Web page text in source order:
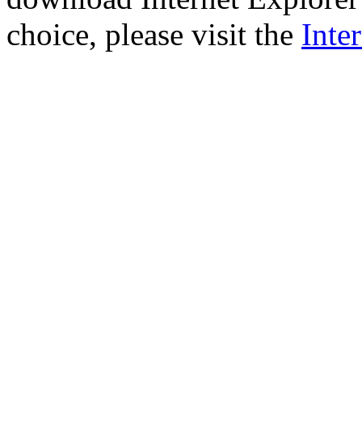
choice, please visit the